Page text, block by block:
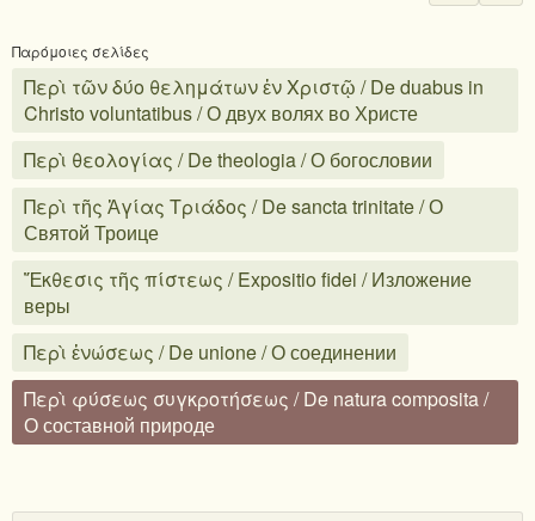
Παρόμοιες σελίδες
Περὶ τῶν δύο θελημάτων ἐν Χριστῷ / De duabus in
Christo voluntatibus / О двух волях во Христе
Περὶ θεολογίας / De theologia / О богословии
Περὶ τῆς Ἁγίας Τριάδος / De sancta trinitate / О
Святой Троице
Ἔκθεσις τῆς πίστεως / Expositio fidei / Изложение
веры
Περὶ ἑνώσεως / De unione / О соединении
Περὶ φύσεως συγκροτήσεως / De natura composita /
О составной природе